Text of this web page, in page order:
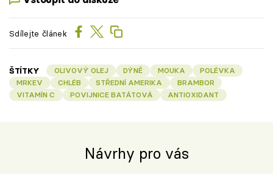
Sdílejte článek
ŠTÍTKY OLIVOVÝ OLEJ DÝNĚ MOUKA
POLÉVKA
MRKEV
CHLÉB STŘEDNÍ AMERIKA
BRAMBOR
VITAMÍN C
POVIJNICE BATÁTOVÁ ANTIOXIDANT
Návrhy pro vás